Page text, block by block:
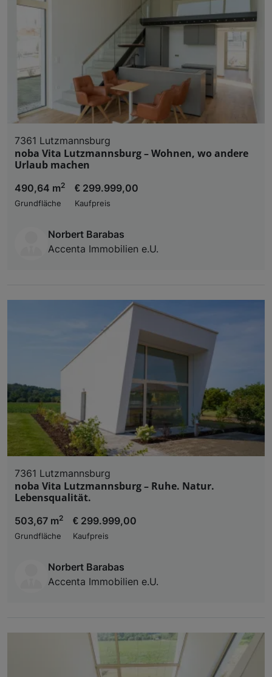
7361 Lutzmannsburg
noba Vita Lutzmannsburg – Wohnen, wo andere
Urlaub machen
490,64 m2
Grundfläche
€ 299.999,00
Kaufpreis
Norbert Barabas
Accenta Immobilien e.U.
7361 Lutzmannsburg
noba Vita Lutzmannsburg – Ruhe. Natur.
Lebensqualität.
503,67 m2
Grundfläche
€ 299.999,00
Kaufpreis
Norbert Barabas
Accenta Immobilien e.U.